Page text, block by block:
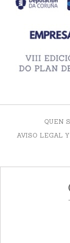
QUEN
AVISO LEGAL